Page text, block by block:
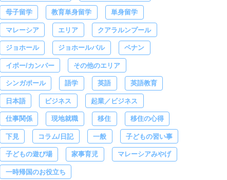
母子留学 教育単身留学 単身留学
マレーシア エリア クアラルンプール
ジョホール ジョホールバル ペナン
イポー/カンパー その他のエリア
シンガポール 語学 英語 英語教育
日本語 ビジネス 起業／ビジネス
仕事関係 現地就職 移住 移住の心得
下見 コラム/日記 一般 子どもの習い事
子どもの遊び場 家事育児 マレーシアみやげ
一時帰国のお役立ち